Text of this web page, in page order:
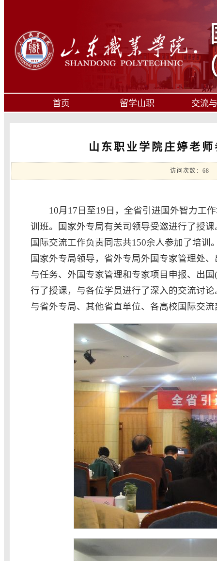
首页 留学山职 交流
山东职业学院庄婷老
访问次数： 68
10月17日至19日，全省引进国外智力工
训班。国家外专局有关司领导受邀进行了授
国际交流工作负责同志共150余人参加了培
国家外专局领导，省外专局外国专家管理处
与任务、外国专家管理和专家项目申报、出
行了授课，与各位学员进行了深入的交流讨
与省外专局、其他省直单位、各高校国际交